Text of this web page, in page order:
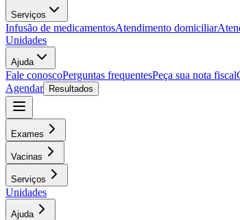
Serviços
Infusão de medicamentosAtendimento domiciliar
Unidades
Ajuda
Fale conoscoPerguntas frequentesPeça sua nota fiscal
Agendar
Resultados
Exames
Vacinas
Serviços
Unidades
Ajuda